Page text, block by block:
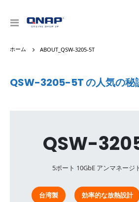
ナ
呼
ABOUT_QSW-3205-5T
QSW-3205-5T の人気の秘
QSW-
5ポート 10GbE アンマネージ
台湾製 効率的な放熱設計